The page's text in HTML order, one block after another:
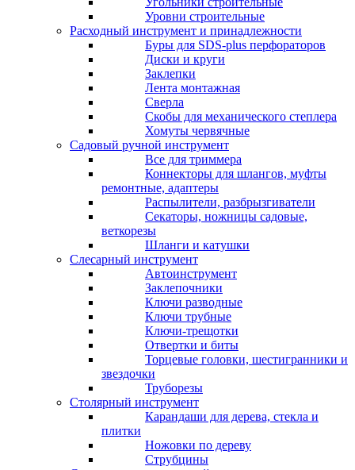
Уровни строительные
Расходный инструмент и принадлежности
Буры для SDS-plus перфораторов
Диски и круги
Заклепки
Лента монтажная
Сверла
Скобы для механического степлера
Хомуты червячные
Садовый ручной инструмент
Все для триммера
Коннекторы для шлангов, муфты
ремонтные, адаптеры
Распылители, разбрызгиватели
Секаторы, ножницы садовые,
веткорезы
Шланги и катушки
Слесарный инструмент
Автоинструмент
Заклепочники
Ключи разводные
Ключи трубные
Ключи-трещотки
Отвертки и биты
Торцевые головки, шестигранники и
звездочки
Труборезы
Столярный инструмент
Карандаши для дерева, стекла и
плитки
Ножовки по дереву
Струбцины